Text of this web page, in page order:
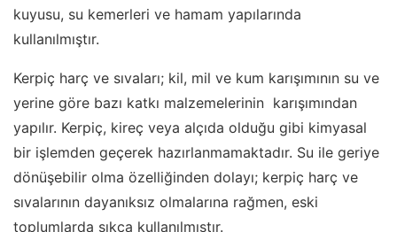
kuyusu, su kemerleri ve hamam yapılarında
kullanılmıştır.
Kerpiç harç ve sıvaları; kil, mil ve kum karışımının su ve
yerine göre bazı katkı malzemelerinin karışımından
yapılır. Kerpiç, kireç veya alçıda olduğu gibi kimyasal
bir işlemden geçerek hazırlanmamaktadır. Su ile geriye
dönüşebilir olma özelliğinden dolayı; kerpiç harç ve
sıvalarının dayanıksız olmalarına rağmen, eski
toplumlarda sıkça kullanılmıştır.